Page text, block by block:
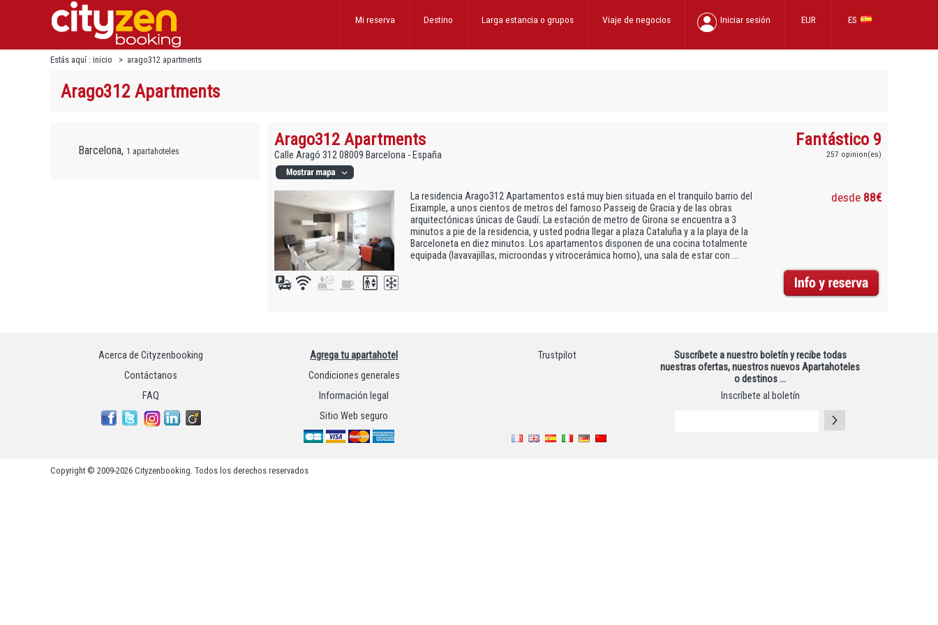
ES
EUR
Iniciar sesión
Viaje de negocios
Larga estancia o grupos
Destino
Mi reserva
Estás aquí : inicio > arago312 apartments
Arago312 Apartments
Barcelona, 1 apartahoteles
Arago312 Apartments
Calle Aragó 312 08009 Barcelona - España
Fantástico 9
257 opinion(es)
La residencia Arago312 Apartamentos está muy bien situada en el tranquilo barrio del
Eixample, a unos cientos de metros del famoso Passeig de Gracia y de las obras
arquitectónicas únicas de Gaudí. La estación de metro de Girona se encuentra a 3
minutos a pie de la residencia, y usted podria llegar a plaza Cataluña y a la playa de la
Barceloneta en diez minutos. Los apartamentos disponen de una cocina totalmente
equipada (lavavajillas, microondas y vitrocerámica horno), una sala de estar con ...
desde 88€
Acerca de Cityzenbooking
Contáctanos
FAQ
Agrega tu apartahotel
Condiciones generales
Información legal
Sitio Web seguro
Trustpilot
Suscríbete a nuestro boletín y recibe todas
nuestras ofertas, nuestros nuevos Apartahoteles
o destinos …
Inscríbete al boletín
Copyright © 2009-2026 Cityzenbooking. Todos los derechos reservados